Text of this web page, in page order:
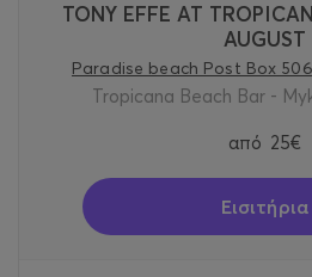
TONY EFFE AT
AUGUST
Paradise beach Post Box
Tropicana Beach Bar -
από 25€
Εισιτήρια